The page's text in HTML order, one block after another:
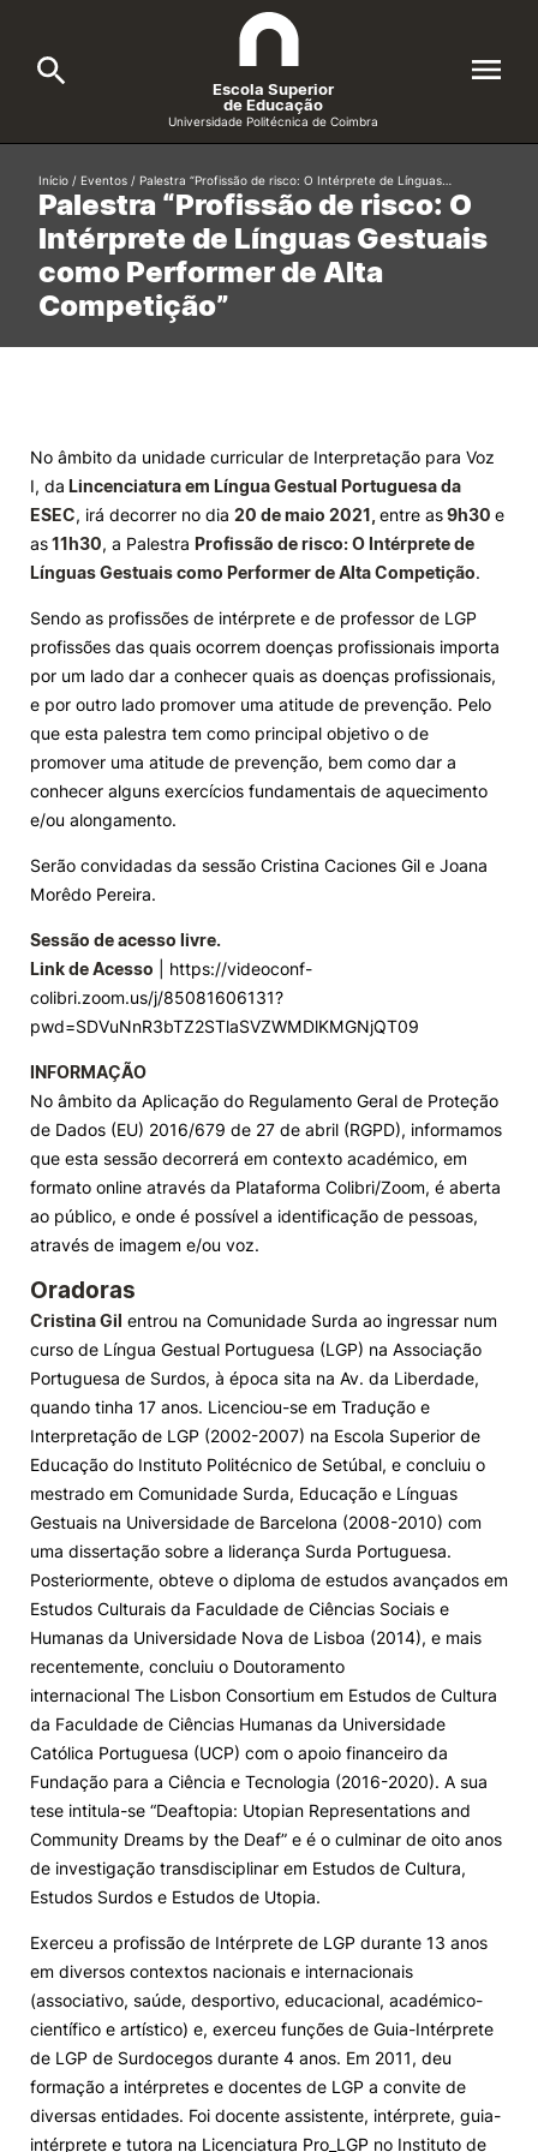
A ESEC
Cursos
Candidatos
Investigação e Projetos
Alunos
Knowledge Factory
Candidaturas
Elogio / Sugestão / Reclamação Denúncias
Escola Superior
de Educação
Universidade Politécnica de Coimbra
Search
Formative Offer General
Palestra “Profissão de risco: O
Intérprete de Línguas Gestuais
como Performer de Alta
Competição”
Início / Eventos / Palestra “Profissão de risco: O Intérprete de Línguas…
No âmbito da unidade curricular de Interpretação para Voz
I, da Lincenciatura em Língua Gestual Portuguesa da
ESEC, irá decorrer no dia 20 de maio 2021, entre as9h30 e
as11h30, a Palestra Profissão de risco: O Intérprete de
Línguas Gestuais como Performer de Alta Competição.
Sendo as profissões de intérprete e de professor de LGP
profissões das quais ocorrem doenças profissionais importa
por um lado dar a conhecer quais as doenças profissionais,
e por outro lado promover uma atitude de prevenção. Pelo
que esta palestra tem como principal objetivo o de
promover uma atitude de prevenção, bem como dar a
conhecer alguns exercícios fundamentais de aquecimento
e/ou alongamento.
Serão convidadas da sessão Cristina Caciones Gil e Joana
Morêdo Pereira.
Sessão de acesso livre.
Link de Acesso | https://videoconf-
colibri.zoom.us/j/85081606131?
pwd=SDVuNnR3bTZ2STlaSVZWMDlKMGNjQT09
INFORMAÇÃO
No âmbito da Aplicação do Regulamento Geral de Proteção
de Dados (EU) 2016/679 de 27 de abril (RGPD), informamos
que esta sessão decorrerá em contexto académico, em
formato online através da Plataforma Colibri/Zoom, é aberta
ao público, e onde é possível a identificação de pessoas,
através de imagem e/ou voz.
Oradoras
Cristina Gil entrou na Comunidade Surda ao ingressar num
curso de Língua Gestual Portuguesa (LGP) na Associação
Portuguesa de Surdos, à época sita na Av. da Liberdade,
quando tinha 17 anos. Licenciou-se em Tradução e
Interpretação de LGP (2002-2007) na Escola Superior de
Educação do Instituto Politécnico de Setúbal, e concluiu o
mestrado em Comunidade Surda, Educação e Línguas
Gestuais na Universidade de Barcelona (2008-2010) com
uma dissertação sobre a liderança Surda Portuguesa.
Posteriormente, obteve o diploma de estudos avançados em
Estudos Culturais da Faculdade de Ciências Sociais e
Humanas da Universidade Nova de Lisboa (2014), e mais
recentemente, concluiu o Doutoramento
internacional The Lisbon Consortium em Estudos de Cultura
da Faculdade de Ciências Humanas da Universidade
Católica Portuguesa (UCP) com o apoio financeiro da
Fundação para a Ciência e Tecnologia (2016-2020). A sua
tese intitula-se “Deaftopia: Utopian Representations and
Community Dreams by the Deaf” e é o culminar de oito anos
de investigação transdisciplinar em Estudos de Cultura,
Estudos Surdos e Estudos de Utopia.
Exerceu a profissão de Intérprete de LGP durante 13 anos
em diversos contextos nacionais e internacionais
(associativo, saúde, desportivo, educacional, académico-
científico e artístico) e, exerceu funções de Guia-Intérprete
de LGP de Surdocegos durante 4 anos. Em 2011, deu
formação a intérpretes e docentes de LGP a convite de
diversas entidades. Foi docente assistente, intérprete, guia-
intérprete e tutora na Licenciatura Pro_LGP no Instituto de